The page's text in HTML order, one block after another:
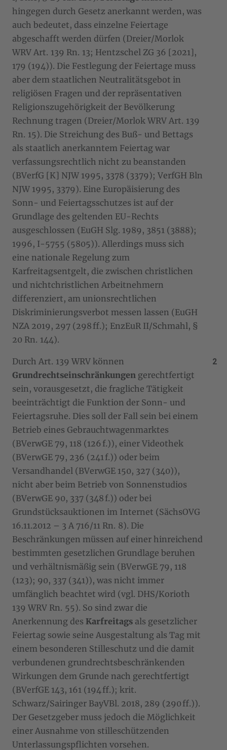
hingegen durch Gesetz anerkannt werden, was
auch bedeutet, dass einzelne Feiertage
abgeschafft werden dürfen (Dreier/Morlok
WRV Art. 139 Rn. 13; Hentzschel ZG 36 [2021],
179 (194)). Die Festlegung der Feiertage muss
aber dem staatlichen Neutralitätsgebot in
religiösen Fragen und der repräsentativen
Religionszugehörigkeit der Bevölkerung
Rechnung tragen (Dreier/Morlok WRV Art. 139
Rn. 15). Die Streichung des Buß- und Bettags
als staatlich anerkanntem Feiertag war
verfassungsrechtlich nicht zu beanstanden
(BVerfG [K] NJW 1995, 3378 (3379); VerfGH Bln
NJW 1995, 3379). Eine Europäisierung des
Sonn- und Feiertagsschutzes ist auf der
Grundlage des geltenden EU-Rechts
ausgeschlossen (EuGH Slg. 1989, 3851 (3888);
1996, I-5755 (5805)). Allerdings muss sich
eine nationale Regelung zum
Karfreitagsentgelt, die zwischen christlichen
und nichtchristlichen Arbeitnehmern
differenziert, am unionsrechtlichen
Diskriminierungsverbot messen lassen (EuGH
NZA 2019, 297 (298 ff.); EnzEuR II/Schmahl, §
20 Rn. 144).
Durch Art. 139 WRV können
Grundrechtseinschränkungen gerechtfertigt
sein, vorausgesetzt, die fragliche Tätigkeit
beeinträchtigt die Funktion der Sonn- und
Feiertagsruhe. Dies soll der Fall sein bei einem
Betrieb eines Gebrauchtwagenmarktes
(BVerwGE 79, 118 (126 f.)), einer Videothek
(BVerwGE 79, 236 (241 f.)) oder beim
Versandhandel (BVerwGE 150, 327 (340)),
nicht aber beim Betrieb von Sonnenstudios
(BVerwGE 90, 337 (348 f.)) oder bei
Grundstücksauktionen im Internet (SächsOVG
16.11.2012 – 3 A 716/11 Rn. 8). Die
Beschränkungen müssen auf einer hinreichend
bestimmten gesetzlichen Grundlage beruhen
und verhältnismäßig sein (BVerwGE 79, 118
(123); 90, 337 (341)), was nicht immer
umfänglich beachtet wird (vgl. DHS/Korioth
139 WRV Rn. 55). So sind zwar die
Anerkennung des Karfreitags als gesetzlicher
Feiertag sowie seine Ausgestaltung als Tag mit
einem besonderen Stilleschutz und die damit
verbundenen grundrechtsbeschränkenden
Wirkungen dem Grunde nach gerechtfertigt
(BVerfGE 143, 161 (194 ff.); krit.
Schwarz/Sairinger BayVBl. 2018, 289 (290 ff.)).
Der Gesetzgeber muss jedoch die Möglichkeit
einer Ausnahme von stilleschützenden
Unterlassungspflichten vorsehen.